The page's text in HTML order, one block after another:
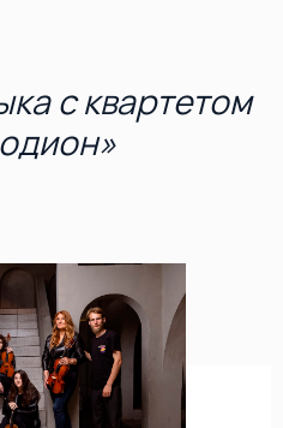
с квартетом